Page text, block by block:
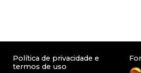
Política de privacidade e
termos de uso